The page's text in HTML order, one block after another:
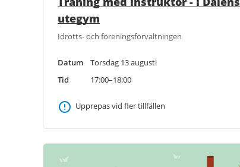
utegym
Idrotts- och föreningsförvaltningen
Datum
Torsdag 13 augusti
Tid
17:00–18:00
Upprepas vid fler tillfällen